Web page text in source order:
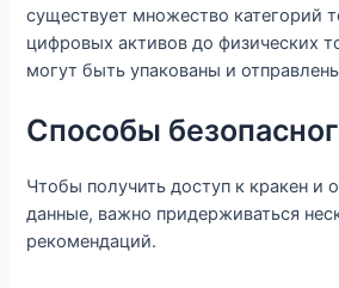
существует множество категорий
цифровых активов до физических
могут быть упакованы и
Способы
Чтобы получить доступ к кракен и
данные, важно придерживаться
рекомендаций.